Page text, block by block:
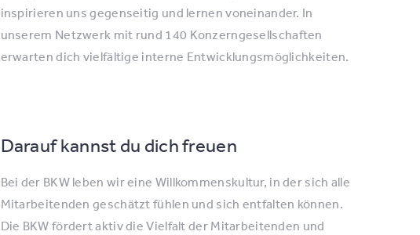
inspirieren uns gegenseitig und lernen voneinander. In
unserem Netzwerk mit rund 140 Konzerngesellschaften
erwarten dich vielfältige interne Entwicklungsmöglichkeiten.
Darauf kannst du dich freuen
Bei der BKW leben wir eine Willkommenskultur, in der sich alle
Mitarbeitenden geschätzt fühlen und sich entfalten können.
Die BKW fördert aktiv die Vielfalt der Mitarbeitenden und